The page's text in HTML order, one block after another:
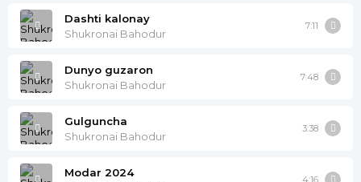
Dashti kalonay
Shukronai Bahodur
7:11
Dunyo guzaron
Shukronai Bahodur
7:48
Gulguncha
Shukronai Bahodur
3:38
Modar 2024
4:16